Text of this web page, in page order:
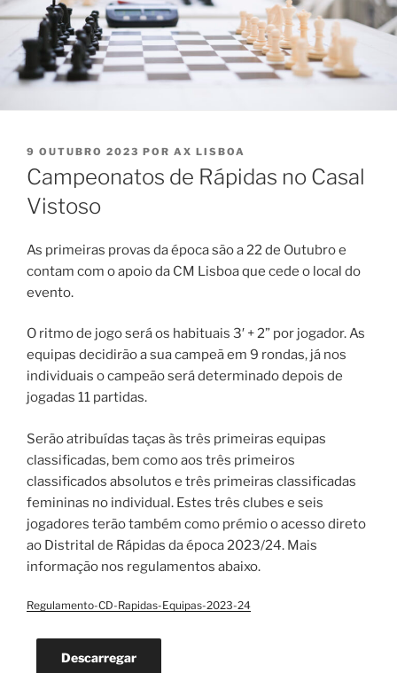
PUBLICADO
EM
9 OUTUBRO 2023 POR AX LISBOA
Campeonatos de Rápidas no Casal
Vistoso
As primeiras provas da época são a 22 de Outubro e
contam com o apoio da CM Lisboa que cede o local do
evento.
O ritmo de jogo será os habituais 3′ + 2” por jogador. As
equipas decidirão a sua campeã em 9 rondas, já nos
individuais o campeão será determinado depois de
jogadas 11 partidas.
Serão atribuídas taças às três primeiras equipas
classificadas, bem como aos três primeiros
classificados absolutos e três primeiras classificadas
femininas no individual. Estes três clubes e seis
jogadores terão também como prémio o acesso direto
ao Distrital de Rápidas da época 2023/24. Mais
informação nos regulamentos abaixo.
Regulamento-CD-Rapidas-Equipas-2023-24
Descarregar